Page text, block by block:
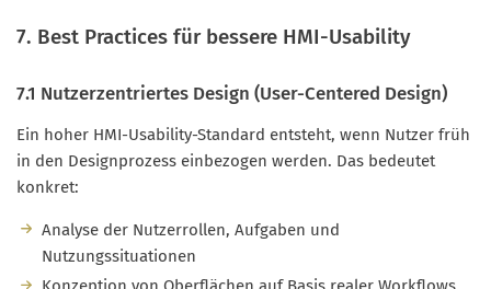
7. Best Practices für bessere HMI-Usability
7.1 Nutzerzentriertes Design (User-Centered Design)
Ein hoher HMI-Usability-Standard entsteht, wenn Nutzer früh
in den Designprozess einbezogen werden. Das bedeutet
konkret:
Analyse der Nutzerrollen, Aufgaben und
Nutzungssituationen